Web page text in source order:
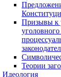
Призывы к
Теории
Идеология